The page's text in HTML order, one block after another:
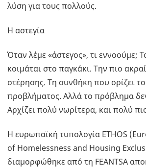
λύση για τους πολλούς.
Η αστεγία
Όταν λέμε «άστεγος», τι εννοούμε;
κοιμάται στο παγκάκι. Την πιο
στέρησης. Τη συνθήκη που ορίζει
προβλήματος. Αλλά το πρόβλημα δεν
Αρχίζει πολύ νωρίτερα, και πολύ
Η ευρωπαϊκή τυπολογία ETHOS
of Homelessness and Housing
διαμορφώθηκε από τη FEANTSA